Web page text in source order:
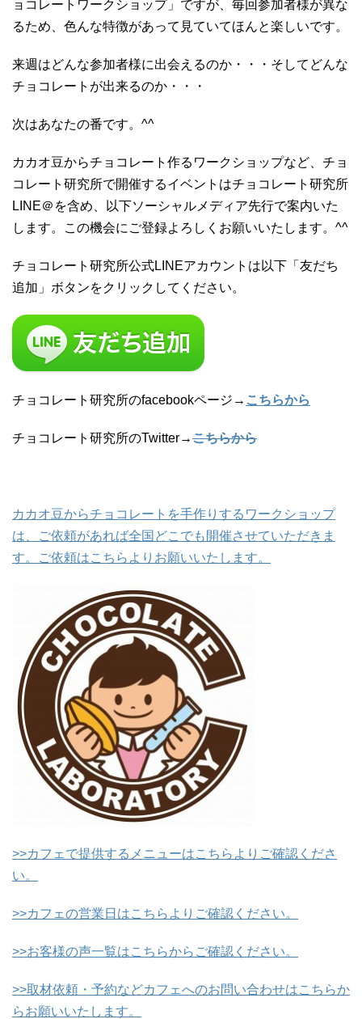
ョコレートワークショップ」ですが、毎回参加者様が異な
るため、色んな特徴があって見ていてほんと楽しいです。
来週はどんな参加者様に出会えるのか・・・そしてどんな
チョコレートが出来るのか・・・
次はあなたの番です。^^
カカオ豆からチョコレート作るワークショップなど、チョ
コレート研究所で開催するイベントはチョコレート研究所
LINE＠を含め、以下ソーシャルメディア先行で案内いた
します。この機会にご登録よろしくお願いいたします。^^
チョコレート研究所公式LINEアカウントは以下「友だち
追加」ボタンをクリックしてください。
チョコレート研究所のfacebookページ→ こちらから
チョコレート研究所のTwitter→こちらから
カカオ豆からチョコレートを手作りするワークショップ
は、ご依頼があれば全国どこでも開催させていただきま
す。ご依頼はこちらよりお願いいたします。
>>カフェで提供するメニューはこちらよりご確認くださ
い。
>>カフェの営業日はこちらよりご確認ください。
>>お客様の声一覧はこちらからご確認ください。
>>取材依頼・予約などカフェへのお問い合わせはこちらか
らお願いいたします。